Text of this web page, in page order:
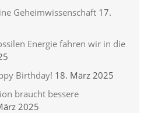
Geheimwissenschaft 17.
Energie fahren wir in die
Birthday! 18. März 2025
braucht bessere
2025